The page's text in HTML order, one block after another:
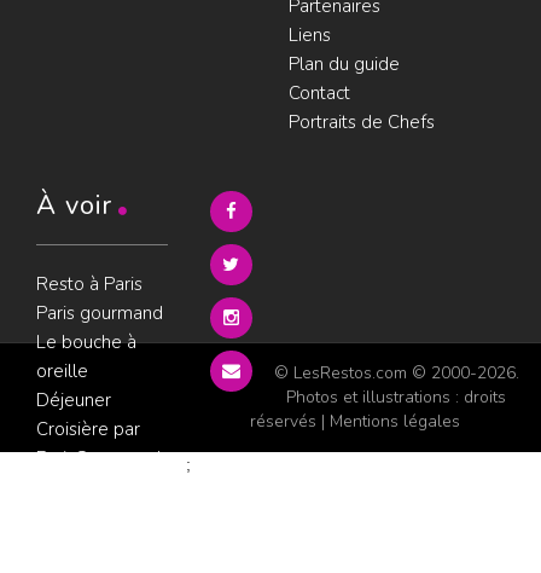
Partenaires
Liens
Plan du guide
Contact
Portraits de Chefs
À voir
Resto à Paris
Paris gourmand
Le bouche à
oreille
Déjeuner
Croisière par
ParisGourmand
© LesRestos.com © 2000-2026.
Photos et illustrations : droits
réservés | Mentions légales
;